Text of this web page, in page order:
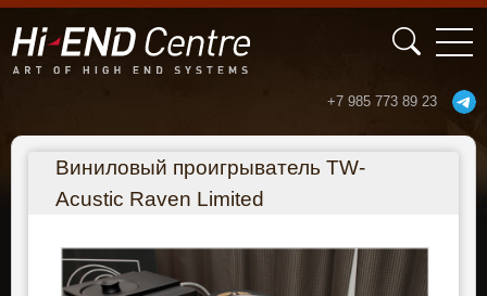
Перейти к основному содержанию
+7 985 773 89 23
Виниловый проигрыватель TW-
Acustic Raven Limited